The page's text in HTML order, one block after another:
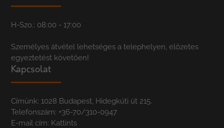
H-Szo.: 08:00 - 17:00
Személyes átvétel lehetséges a telephelyen, előzetes
egyeztetést követően!
Kapcsolat
Címünk: 1028 Budapest, Hidegkúti út 215.
Telefonszám: +36-70/310-0947
E-mail cím: Kattints